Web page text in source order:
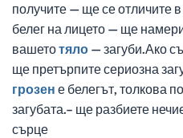
получите — ще се отличите
белег на лицето — ще
вашетотяло — загуби.Ако
ще претърпите сериозна
грозен е белегът, толкова
загубата.– ще разбиете
сърце